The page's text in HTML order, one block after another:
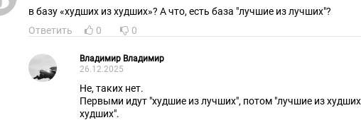
в базу «худших из худших»? А что, есть база "лучшие из лучших"?
Ответить
0 0
Владимир Владимир
26.12.2025
Не, таких нет.
Первыми идут "худшие из лучших", потом "лучшие из
худших".